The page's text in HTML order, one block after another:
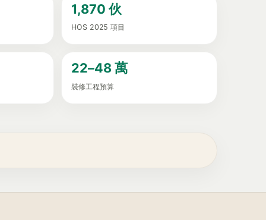
1,870 伙
HOS 2025 項目
22–48 萬
裝修工程預算